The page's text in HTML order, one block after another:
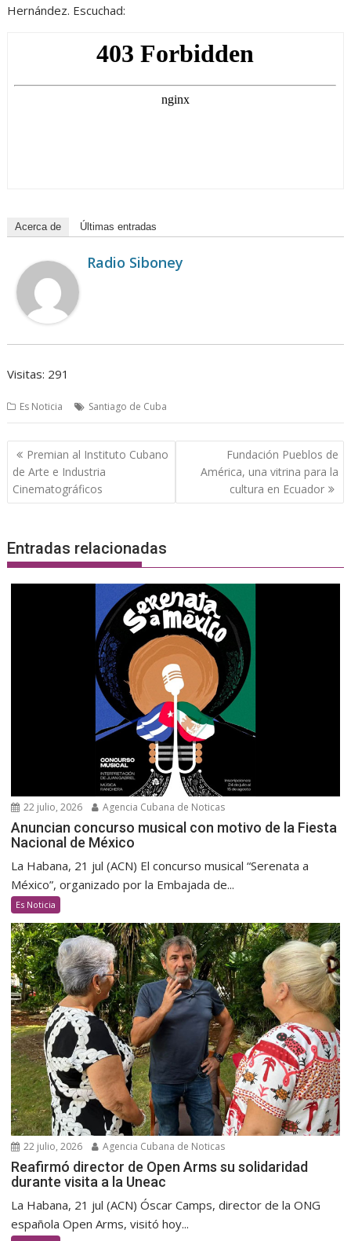
Hernández. Escuchad:
Acerca de Últimas entradas
Radio Siboney
Visitas: 291
Es Noticia Santiago de Cuba
Navegación
de
entradas
Premian al Instituto Cubano
de Arte e Industria
Cinematográficos
Fundación Pueblos de
América, una vitrina para la
cultura en Ecuador
Entradas relacionadas
22 julio, 2026 Agencia Cubana de Noticas
Anuncian concurso musical con motivo de la Fiesta
Nacional de México
La Habana, 21 jul (ACN) El concurso musical “Serenata a
México”, organizado por la Embajada de...
Es Noticia
22 julio, 2026 Agencia Cubana de Noticas
Reafirmó director de Open Arms su solidaridad
durante visita a la Uneac
La Habana, 21 jul (ACN) Óscar Camps, director de la ONG
española Open Arms, visitó hoy...